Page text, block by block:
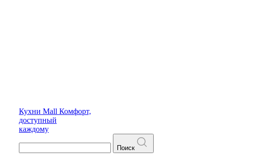
Кухни Mall Комфорт,
доступный
каждому
Поиск